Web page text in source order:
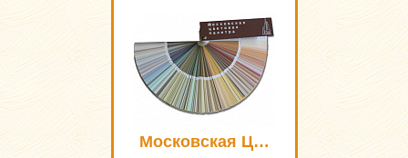
Московская Ц…